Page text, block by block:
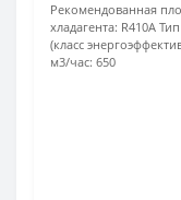
Рекомендованная
хладагента: R410A
(класс
м3/час: 650